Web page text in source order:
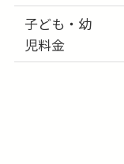
子ども・幼
児料金